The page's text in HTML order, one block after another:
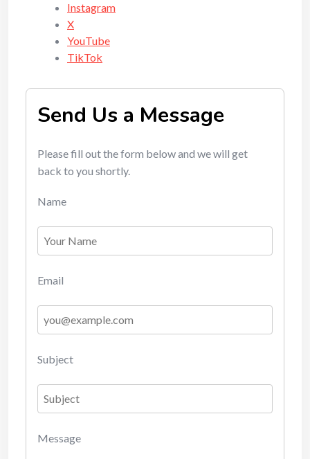
Instagram
X
YouTube
TikTok
Send Us a Message
Please fill out the form below and we will get
back to you shortly.
Name
Email
Subject
Message